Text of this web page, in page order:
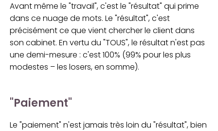
Avant même le "travail", c'est le "résultat" qui prime
dans ce nuage de mots. Le "résultat", c'est
précisément ce que vient chercher le client dans
son cabinet. En vertu du "TOUS", le résultat n'est pas
une demi-mesure : c'est 100% (99% pour les plus
modestes – les losers, en somme).
"Paiement"
Le "paiement" n'est jamais très loin du "résultat", bien